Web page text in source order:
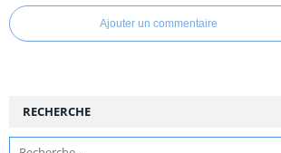
Ajouter un commentaire
RECHERCHE